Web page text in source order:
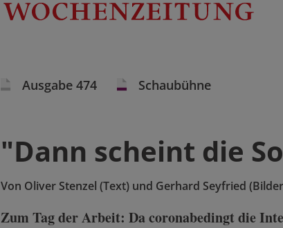
Ausgabe 474 Schaubühne
"Dann scheint die
Von Oliver Stenzel (Text) und Gerhard Seyfried
Zum Tag der Arbeit: Da coronabedingt die